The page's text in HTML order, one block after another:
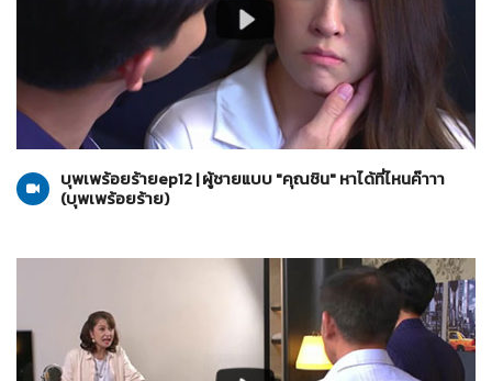
06-07-2565
บุพเพร้อยร้าย
บุพเพร้อยร้ายep12 | ผู้ชายแบบ "คุณชิน" หาได้ที่ไหนค๊าาา
(บุพเพร้อยร้าย)